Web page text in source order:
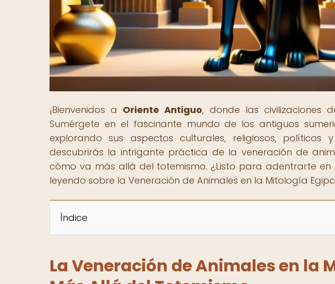
¡Bienvenidos a Oriente Antiguo, donde las civilizaciones
Sumérgete en el fascinante mundo de los antiguos
explorando sus aspectos culturales, religiosos, políticos
descubrirás la intrigante práctica de la veneración de
cómo va más allá del totemismo. ¿Listo para adentrarte en
leyendo sobre la Veneración de Animales en la Mitología
Índice
La Veneración de Animales en la